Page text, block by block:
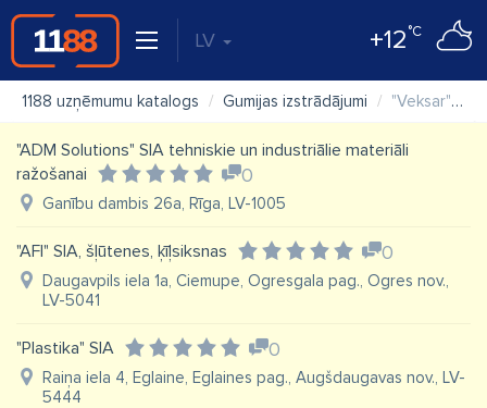
LV +12°C
1188 uzņēmumu katalogs Gumijas izstrādājumi "Veksar" SIA, gumijas naži sniega lāpstām
"ADM Solutions" SIA tehniskie un industriālie materiāli
ražošanai
0
Ganību dambis 26a, Rīga, LV-1005
"AFI" SIA, šļūtenes, ķīļsiksnas 0
Daugavpils iela 1a, Ciemupe, Ogresgala pag., Ogres nov.,
LV-5041
"Plastika" SIA 0
Raiņa iela 4, Eglaine, Eglaines pag., Augšdaugavas nov., LV-
5444